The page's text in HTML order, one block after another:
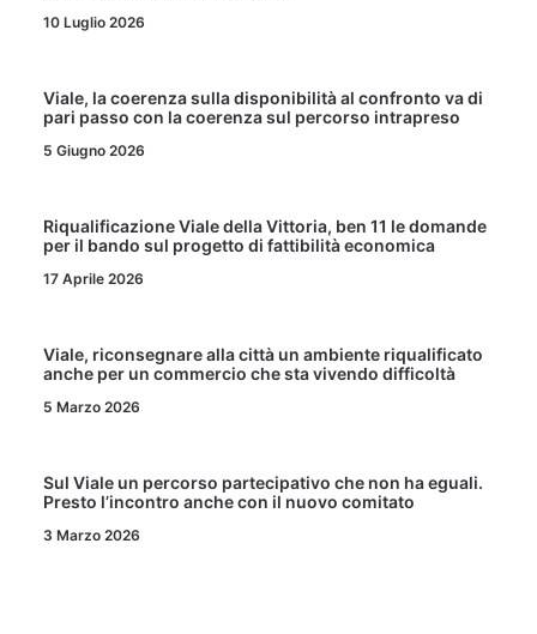
10 Luglio 2026
Viale, la coerenza sulla disponibilità al confronto va di
pari passo con la coerenza sul percorso intrapreso
5 Giugno 2026
Riqualificazione Viale della Vittoria, ben 11 le domande
per il bando sul progetto di fattibilità economica
17 Aprile 2026
Viale, riconsegnare alla città un ambiente riqualificato
anche per un commercio che sta vivendo difficoltà
5 Marzo 2026
Sul Viale un percorso partecipativo che non ha eguali.
Presto l’incontro anche con il nuovo comitato
3 Marzo 2026